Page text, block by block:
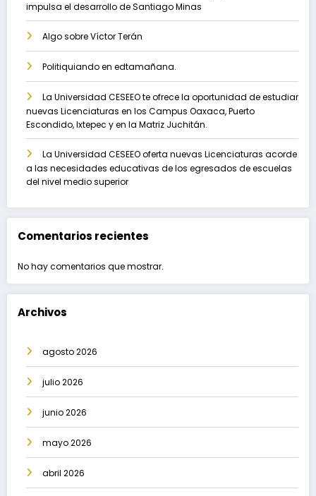
impulsa el desarrollo de Santiago Minas
Algo sobre Víctor Terán
Politiquiando en edtamañana.
La Universidad CESEEO te ofrece la oportunidad de estudiar
nuevas Licenciaturas en los Campus Oaxaca, Puerto
Escondido, Ixtepec y en la Matriz Juchitán.
La Universidad CESEEO oferta nuevas Licenciaturas acorde
a las necesidades educativas de los egresados de escuelas
del nivel medio superior
Comentarios recientes
No hay comentarios que mostrar.
Archivos
agosto 2026
julio 2026
junio 2026
mayo 2026
abril 2026